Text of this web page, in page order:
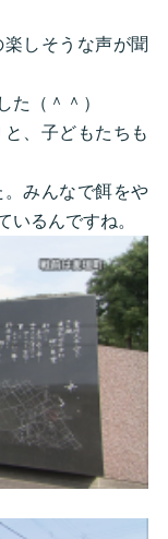
しそうな声が聞
た（＾＾）
、子どもたちも
みんなで餌をや
いるんですね。